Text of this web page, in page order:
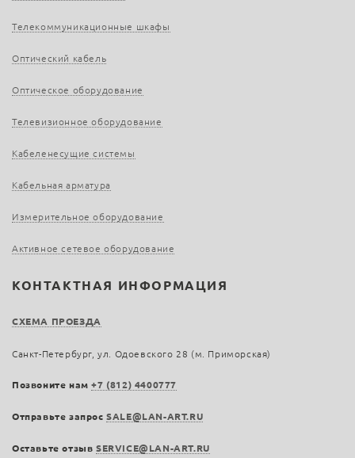
Телекоммуникационные шкафы
Оптический кабель
Оптическое оборудование
Телевизионное оборудование
Кабеленесущие системы
Кабельная арматура
Измерительное оборудование
Активное сетевое оборудование
КОНТАКТНАЯ ИНФОРМАЦИЯ
СХЕМА ПРОЕЗДА
Санкт-Петербург, ул. Одоевского 28 (м. Приморская)
Позвоните нам+7 (812) 4400777
Отправьте запросSALE@LAN-ART.RU
Оставьте отзыв SERVICE@LAN-ART.RU